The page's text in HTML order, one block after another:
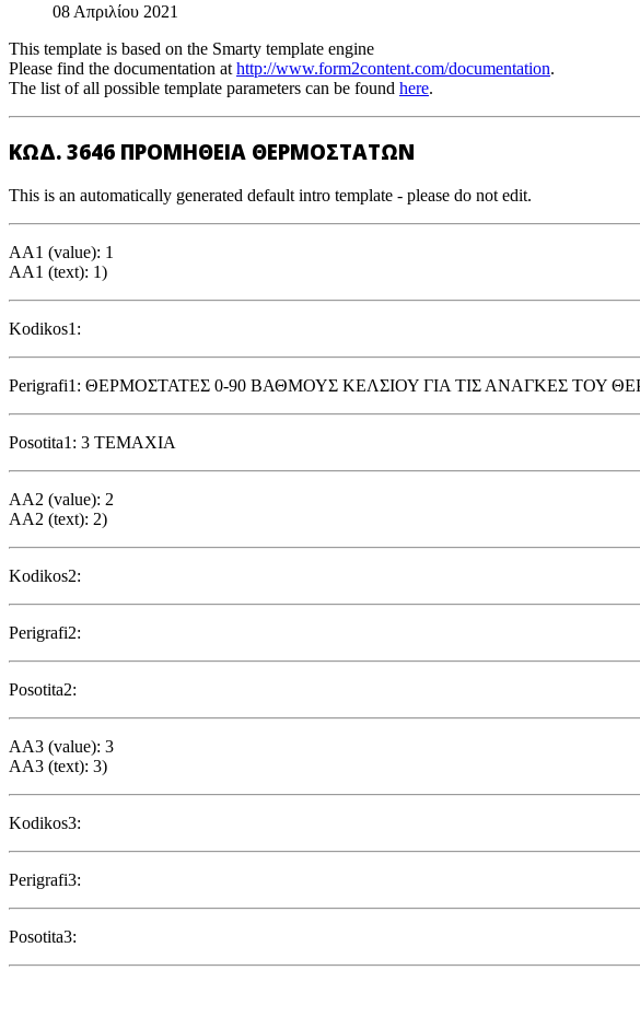
08 Απριλίου 2021
This template is based on the Smarty template engine
Please find the documentation at http://www.form2content.com/documentation.
The list of all possible template parameters can be found here.
ΚΩΔ. 3646 ΠΡΟΜΗΘΕΙΑ ΘΕΡΜΟΣΤΑΤΩΝ
This is an automatically generated default intro template - please do not edit.
AA1 (value): 1
AA1 (text): 1)
Kodikos1:
Perigrafi1: ΘΕΡΜΟΣΤΑΤΕΣ 0-90 ΒΑΘΜΟΥΣ ΚΕΛΣΙΟΥ ΓΙΑ ΤΙΣ ΑΝΑΓΚΕΣ ΤΟΥ
Posotita1: 3 ΤΕΜΑΧΙΑ
AA2 (value): 2
AA2 (text): 2)
Kodikos2:
Perigrafi2:
Posotita2:
AA3 (value): 3
AA3 (text): 3)
Kodikos3:
Perigrafi3:
Posotita3: